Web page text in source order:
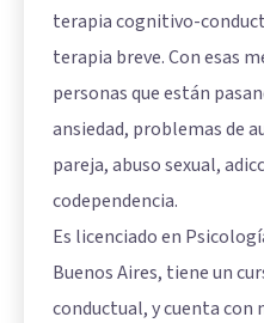
terapia cognitivo-
terapia breve. Con esas
personas que están
ansiedad, problemas de
pareja, abuso sexual,
codependencia.
Es licenciado en
Buenos Aires, tiene un
conductual, y cuenta con